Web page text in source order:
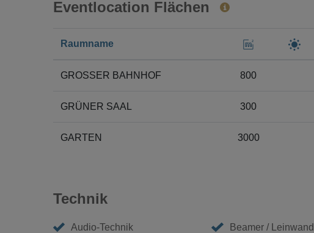
Eventlocation Flächen
Raumname
GROSSER BAHNHOF 800
GRÜNER SAAL 300
GARTEN 3000
Technik
Audio-Technik Beamer / Leinwand